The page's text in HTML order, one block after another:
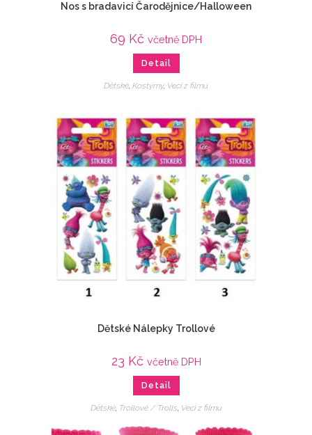
Nos s bradavicí Čarodějnice/Halloween
69 Kč včetně DPH
Detail
Dětské, Kostýmy, Veci z filmu
Dětské Nálepky Trollové
23 Kč včetně DPH
Detail
Dětské, Trollové / Trolls Veci z filmu